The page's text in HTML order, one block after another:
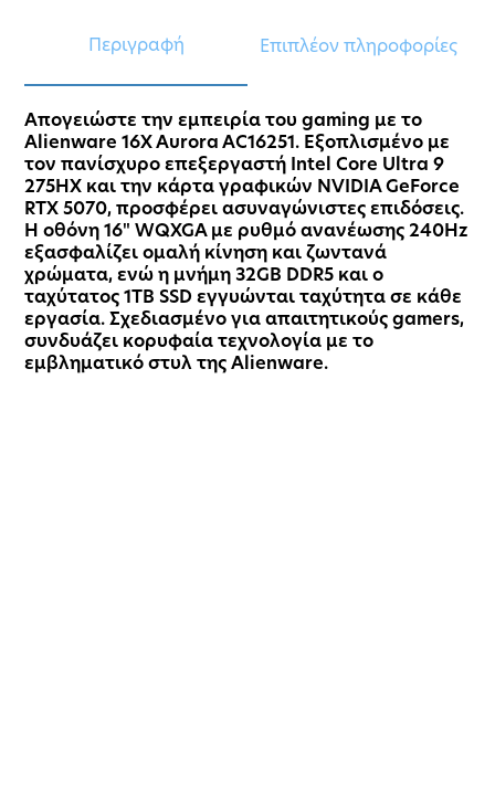
Περιγραφή Επιπλέον πληροφορίες
Απογειώστε την εμπειρία του gaming με το
Alienware 16X Aurora AC16251. Εξοπλισμένο με
τον πανίσχυρο επεξεργαστή Intel Core Ultra 9
275HX και την κάρτα γραφικών NVIDIA GeForce
RTX 5070, προσφέρει ασυναγώνιστες επιδόσεις.
Η οθόνη 16" WQXGA με ρυθμό ανανέωσης 240Hz
εξασφαλίζει ομαλή κίνηση και ζωντανά
χρώματα, ενώ η μνήμη 32GB DDR5 και ο
ταχύτατος 1TB SSD εγγυώνται ταχύτητα σε κάθε
εργασία. Σχεδιασμένο για απαιτητικούς gamers,
συνδυάζει κορυφαία τεχνολογία με το
εμβληματικό στυλ της Alienware.